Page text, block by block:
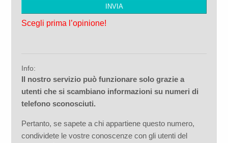
Scegli prima l’opinione!
Info:
Il nostro servizio può funzionare solo grazie a
utenti che si scambiano informazioni su numeri di
telefono sconosciuti.
Pertanto, se sapete a chi appartiene questo numero,
condividete le vostre conoscenze con gli utenti del